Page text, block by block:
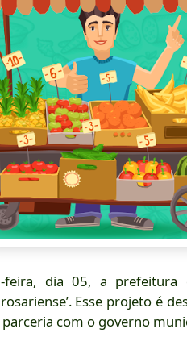
feira, dia 05, a
Esse projeto é
parceria com o governo